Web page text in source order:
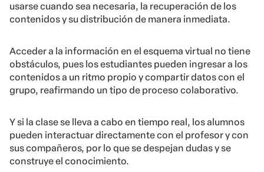
usarse cuando sea necesaria, la recuperación de los
contenidos y su distribución de manera inmediata.
Acceder a la información en el esquema virtual no tiene
obstáculos, pues los estudiantes pueden ingresar a los
contenidos a un ritmo propio y compartir datos con el
grupo, reafirmando un tipo de proceso colaborativo.
Y si la clase se lleva a cabo en tiempo real, los alumnos
pueden interactuar directamente con el profesor y con
sus compañeros, por lo que se despejan dudas y se
construye el conocimiento.